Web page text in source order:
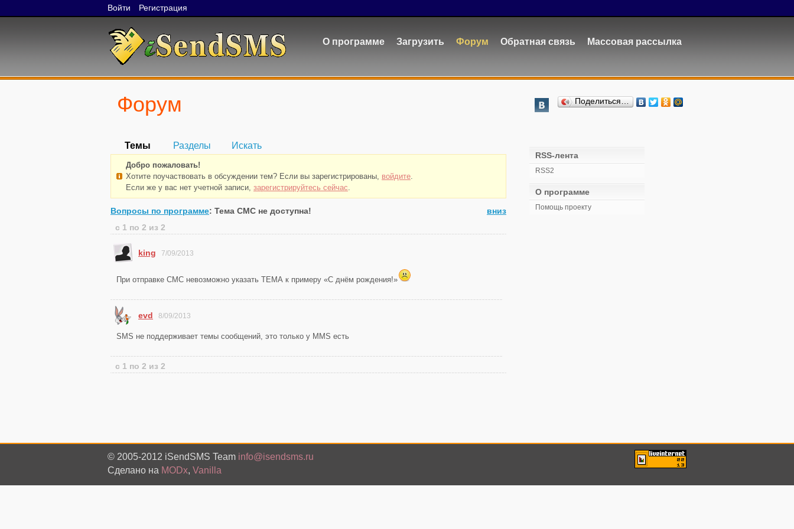
Войти Регистрация
О программе Загрузить Форум Обратная связь Массовая рассылка
Поделиться…
Форум
RSS-лента
RSS2
О программе
Помощь проекту
Темы Разделы Искать
Добро пожаловать!
Хотите поучаствовать в обсуждении тем? Если вы зарегистрированы, войдите.
Если же у вас нет учетной записи, зарегистрируйтесь сейчас.
Вопросы по программе: Тема СМС не доступна!
вниз
с 1 по 2 из 2
king 7/09/2013
При отправке СМС невозможно указать ТЕМА к примеру «С днём рождения!»
evd 8/09/2013
SMS не поддерживает темы сообщений, это только у MMS есть
с 1 по 2 из 2
© 2005-2012 iSendSMS Team info@isendsms.ru
Сделано на MODx, Vanilla